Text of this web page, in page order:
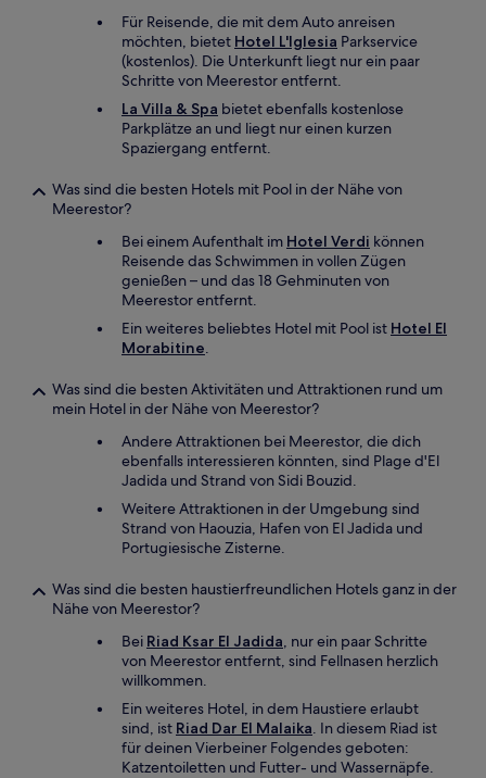
Für Reisende, die mit dem Auto anreisen
möchten, bietet Hotel L'Iglesia Parkservice
(kostenlos). Die Unterkunft liegt nur ein paar
Schritte von Meerestor entfernt.
La Villa & Spa bietet ebenfalls kostenlose
Parkplätze an und liegt nur einen kurzen
Spaziergang entfernt.
Was sind die besten Hotels mit Pool in der Nähe von
Meerestor?
Bei einem Aufenthalt im Hotel Verdi können
Reisende das Schwimmen in vollen Zügen
genießen – und das 18 Gehminuten von
Meerestor entfernt.
Ein weiteres beliebtes Hotel mit Pool ist Hotel El
Morabitine.
Was sind die besten Aktivitäten und Attraktionen rund um
mein Hotel in der Nähe von Meerestor?
Andere Attraktionen bei Meerestor, die dich
ebenfalls interessieren könnten, sind Plage d'El
Jadida und Strand von Sidi Bouzid.
Weitere Attraktionen in der Umgebung sind
Strand von Haouzia, Hafen von El Jadida und
Portugiesische Zisterne.
Was sind die besten haustierfreundlichen Hotels ganz in der
Nähe von Meerestor?
Bei Riad Ksar El Jadida, nur ein paar Schritte
von Meerestor entfernt, sind Fellnasen herzlich
willkommen.
Ein weiteres Hotel, in dem Haustiere erlaubt
sind, ist Riad Dar El Malaika. In diesem Riad ist
für deinen Vierbeiner Folgendes geboten:
Katzentoiletten und Futter- und Wassernäpfe.